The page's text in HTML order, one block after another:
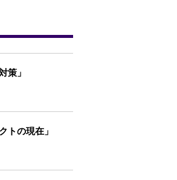
策」
トの現在」